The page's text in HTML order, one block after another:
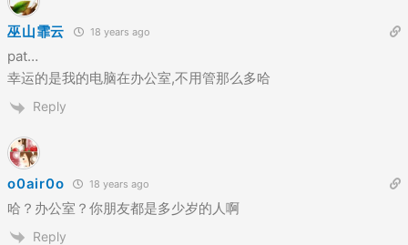
巫山霏云 18 years ago
pat…
幸运的是我的电脑在办公室,不用管那么多哈
Reply
o0air0o 18 years ago
哈？办公室？你朋友都是多少岁的人啊
Reply